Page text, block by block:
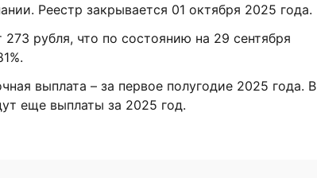
Реестр закрывается 01 октября 2025 года.
рубля, что по состоянию на 29 сентября
выплата – за первое полугодие 2025 года. В
еще выплаты за 2025 год.